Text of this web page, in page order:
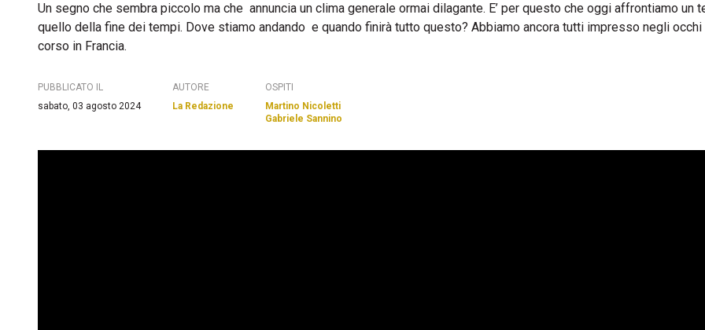
Un segno che sembra piccolo ma che annuncia un clima generale ormai dilagante. E’ per questo che oggi affrontiamo
quello della fine dei tempi. Dove stiamo andando e quando finirà tutto questo? Abbiamo ancora tutti impresso negli
corso in Francia.
PUBBLICATO IL
sabato, 03 agosto 2024
AUTORE
La Redazione
OSPITI
Martino Nicoletti
Gabriele Sannino